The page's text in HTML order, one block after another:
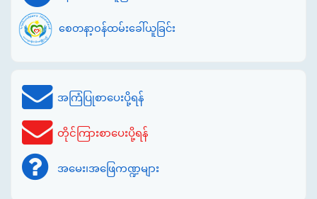
စေတနာ့ဝန်ထမ်းခေါ်ယူခြင်း
အကြံပြုစာပေးပို့ရန်
တိုင်ကြားစာပေးပို့ရန်
အမေး၊အဖြေကဏ္ဍများ